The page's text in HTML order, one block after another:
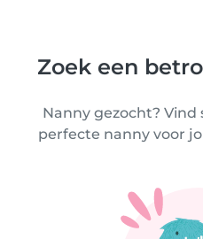
Zoek een
Nanny gezocht? Vind
perfecte nanny voor